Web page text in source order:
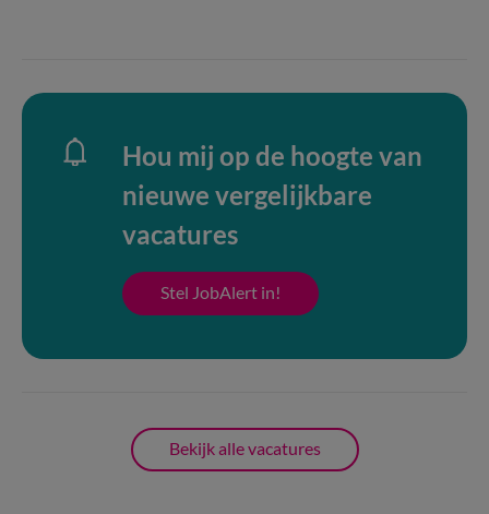
Hou mij op de hoogte van
nieuwe vergelijkbare
vacatures
Stel JobAlert in!
Bekijk alle vacatures